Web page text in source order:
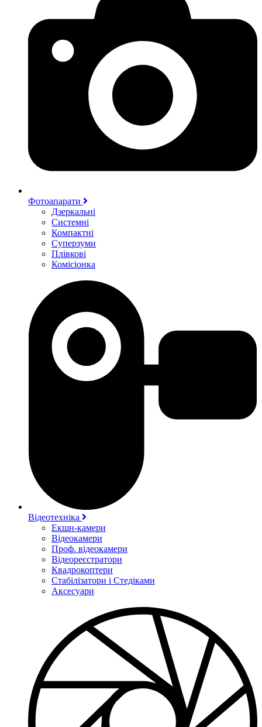
Фотоапарати
Дзеркальні
Системні
Компактні
Суперзуми
Плівкові
Комісіонка
Відеотехніка
Екшн-камери
Відеокамери
Проф. відеокамери
Відеореєстратори
Квадрокоптери
Стабілізатори і Стедіками
Аксесуари